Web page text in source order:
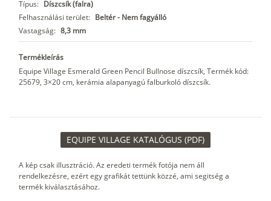
Típus: Díszcsík (falra)
Felhasználási terület: Beltér - Nem fagyálló
Vastagság: 8,3 mm
Termékleírás
Equipe Village Esmerald Green Pencil Bullnose díszcsík, Termék kód:
25679, 3×20 cm, kerámia alapanyagú falburkoló díszcsík.
EQUIPE VILLAGE KATALÓGUS (PDF)
A kép csak illusztráció. Az eredeti termék fotója nem áll
rendelkezésre, ezért egy grafikát tettünk közzé, ami segitség a
termék kiválasztásához.